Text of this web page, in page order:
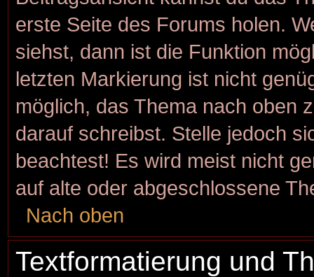
erste Seite des Forums holen.
siehst, dann ist die Funktion
letzten Markierung ist nicht
möglich, das Thema nach oben
darauf schreibst. Stelle jedoch
beachtest! Es wird meist nicht
auf alte oder abgeschlossene
Nach oben
Textformatierung und